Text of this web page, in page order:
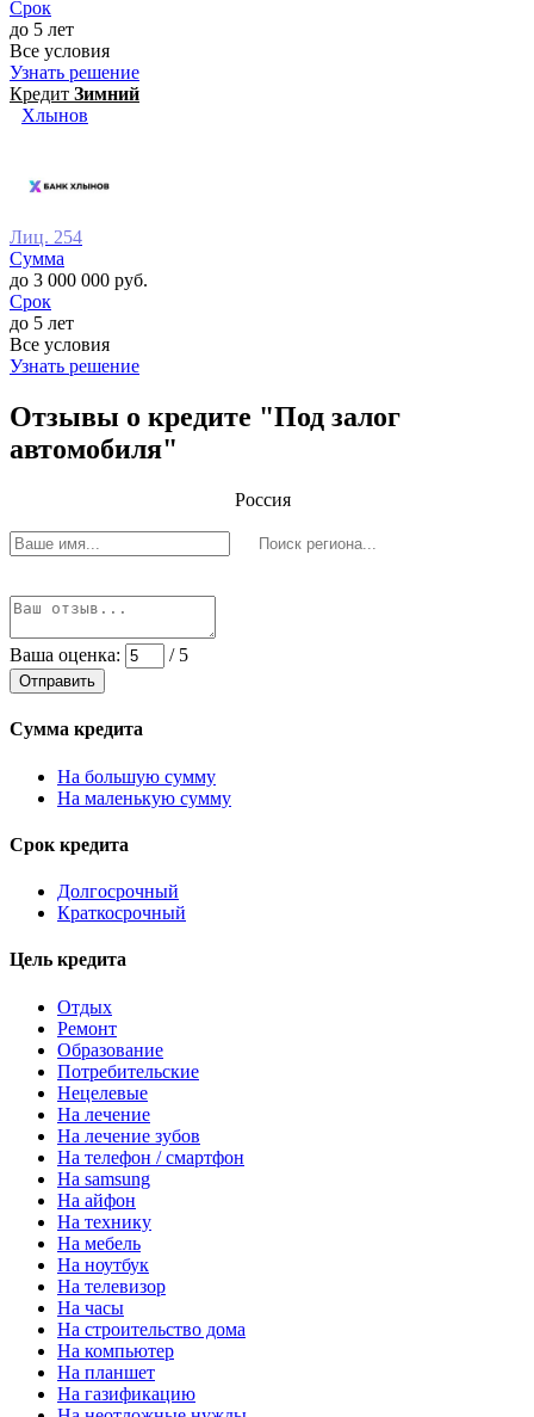
Срок
до 5 лет
Все условия
Узнать решение
Кредит Зимний
Хлынов
Лиц. 254
Сумма
до 3 000 000 руб.
Срок
до 5 лет
Все условия
Узнать решение
Отзывы о кредите "Под залог
автомобиля"
Россия
Ваша оценка: / 5
Отправить
Сумма кредита
На большую сумму
На маленькую сумму
Срок кредита
Долгосрочный
Краткосрочный
Цель кредита
Отдых
Ремонт
Образование
Потребительские
Нецелевые
На лечение
На лечение зубов
На телефон / смартфон
На samsung
На айфон
На технику
На мебель
На ноутбук
На телевизор
На часы
На строительство дома
На компьютер
На планшет
На газификацию